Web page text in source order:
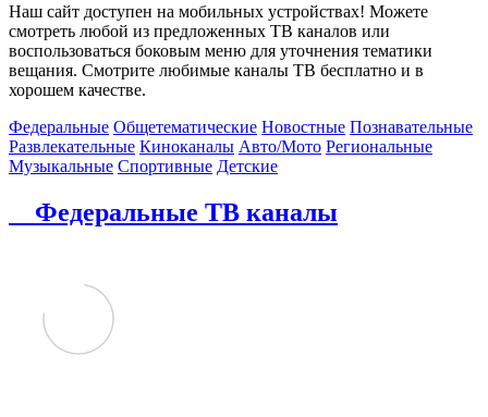
Наш сайт доступен на мобильных устройствах! Можете
смотреть любой из предложенных ТВ каналов или
воспользоваться боковым меню для уточнения тематики
вещания. Смотрите любимые каналы ТВ бесплатно и в
хорошем качестве.
Федеральные Общетематические Новостные Познавательные
Развлекательные Киноканалы Авто/Мото Региональные
Музыкальные Спортивные Детские
Федеральные ТВ каналы